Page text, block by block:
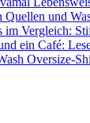
und
im Vergleich:
ein Café:
Oversize-